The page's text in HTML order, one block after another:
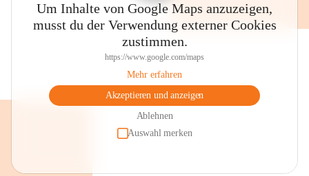
Um Inhalte von Google Maps anzuzeigen,
musst du der Verwendung externer Cookies
zustimmen.
https://www.google.com/maps
Mehr erfahren
Akzeptieren und anzeigen
Ablehnen
Auswahl merken